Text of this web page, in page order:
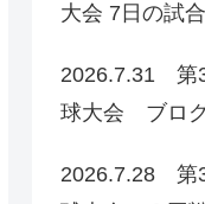
大会 7日の試合
2026.7.31 第
球大会 ブロ
2026.7.28 第